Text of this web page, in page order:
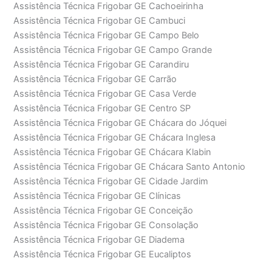
Assistência Técnica Frigobar GE Cachoeirinha
Assistência Técnica Frigobar GE Cambuci
Assistência Técnica Frigobar GE Campo Belo
Assistência Técnica Frigobar GE Campo Grande
Assistência Técnica Frigobar GE Carandiru
Assistência Técnica Frigobar GE Carrão
Assistência Técnica Frigobar GE Casa Verde
Assistência Técnica Frigobar GE Centro SP
Assistência Técnica Frigobar GE Chácara do Jóquei
Assistência Técnica Frigobar GE Chácara Inglesa
Assistência Técnica Frigobar GE Chácara Klabin
Assistência Técnica Frigobar GE Chácara Santo Antonio
Assistência Técnica Frigobar GE Cidade Jardim
Assistência Técnica Frigobar GE Clínicas
Assistência Técnica Frigobar GE Conceição
Assistência Técnica Frigobar GE Consolação
Assistência Técnica Frigobar GE Diadema
Assistência Técnica Frigobar GE Eucaliptos